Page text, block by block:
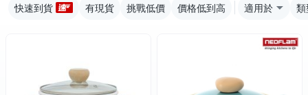
快速到貨 有現貨 挑戰低價 價格低到高 適用於